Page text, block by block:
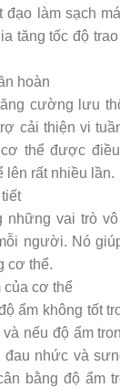
đạo làm sạch
tăng tốc độ
hoàn
cường lưu
cải thiện vi
thể được
lên rất nhiều lần.
những vai trò
người. Nó
cơ thể.
của cơ thể
ẩm không tốt
nếu độ ẩm
đau nhức và
bằng độ ẩm